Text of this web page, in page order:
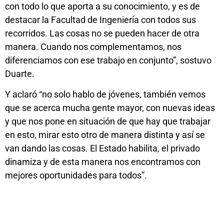
con todo lo que aporta a su conocimiento, y es de
destacar la Facultad de Ingeniería con todos sus
recorridos. Las cosas no se pueden hacer de otra
manera. Cuando nos complementamos, nos
diferenciamos con ese trabajo en conjunto”, sostuvo
Duarte.
Y aclaró “no solo hablo de jóvenes, también vemos
que se acerca mucha gente mayor, con nuevas ideas
y que nos pone en situación de que hay que trabajar
en esto, mirar esto otro de manera distinta y así se
van dando las cosas. El Estado habilita, el privado
dinamiza y de esta manera nos encontramos con
mejores oportunidades para todos”.